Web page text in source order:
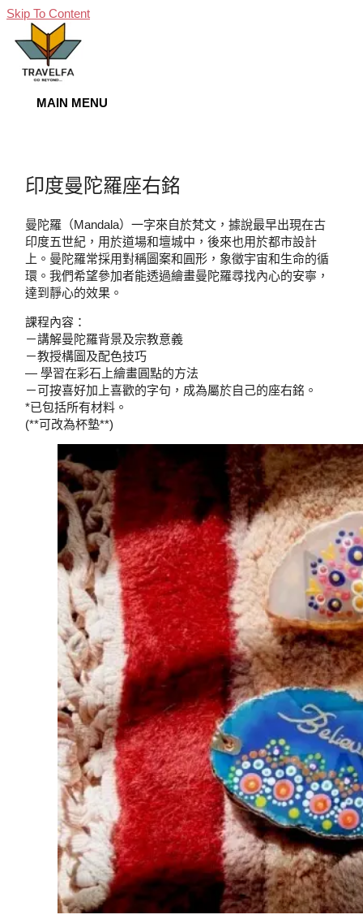
Skip To Content
MAIN MENU
印度曼陀羅座右銘
曼陀羅（Mandala）一字來自於梵文，據說最早出現在古
印度五世紀，用於道場和壇城中，後來也用於都市設計
上。曼陀羅常採用對稱圖案和圓形，象徵宇宙和生命的循
環。我們希望參加者能透過繪畫曼陀羅尋找內心的安寧，
達到靜心的效果。
課程內容：
－講解曼陀羅背景及宗教意義
－教授構圖及配色技巧
— 學習在彩石上繪畫圓點的方法
－可按喜好加上喜歡的字句，成為屬於自己的座右銘。
*已包括所有材料。
(**可改為杯墊**)